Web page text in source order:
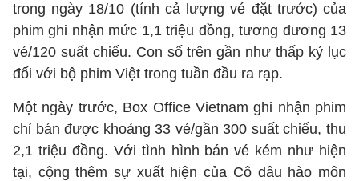
trong ngày 18/10 (tính cả lượng vé đặt trước) của
phim ghi nhận mức 1,1 triệu đồng, tương đương 13
vé/120 suất chiếu. Con số trên gần như thấp kỷ lục
đối với bộ phim Việt trong tuần đầu ra rạp.
Một ngày trước, Box Office Vietnam ghi nhận phim
chỉ bán được khoảng 33 vé/gần 300 suất chiếu, thu
2,1 triệu đồng. Với tình hình bán vé kém như hiện
tại, cộng thêm sự xuất hiện của Cô dâu hào môn